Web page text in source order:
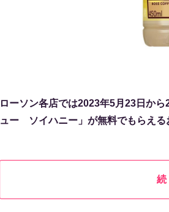
ローソン各店では2023年5月23日か
ュー ソイハニー」が無料でもらえる